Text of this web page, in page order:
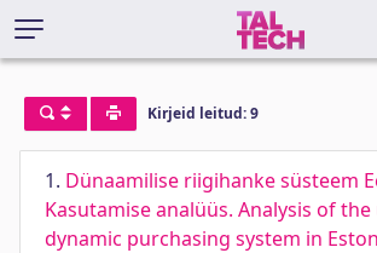
Kirjeid leitud: 9
1. Dünaamilise riigihanke süsteem
Kasutamise analüüs. Analysis of
dynamic purchasing system in